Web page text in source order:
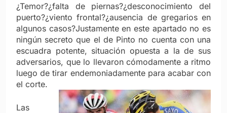
¿Temor?¿falta de piernas?¿desconocimiento del
puerto?¿viento frontal?¿ausencia de gregarios en
algunos casos?Justamente en este apartado no es
ningún secreto que el de Pinto no cuenta con una
escuadra potente, situación opuesta a la de sus
adversarios, que lo llevaron cómodamente a ritmo
luego de tirar endemoniadamente para acabar con
el corte.
Las